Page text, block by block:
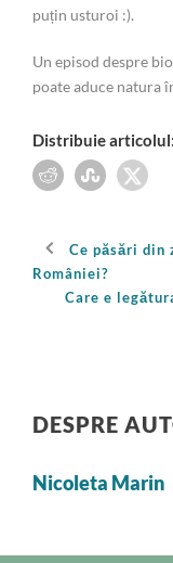
puțin usturoi :).
Un episod despre
poate aduce natura
Distribuie articolul:
Ce păsări din
României?
Care e
DESPRE
Nicoleta Marin